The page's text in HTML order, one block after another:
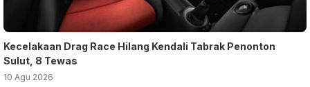
Kecelakaan Drag Race Hilang Kendali Tabrak Penonton
Sulut, 8 Tewas
10 Agu 2026